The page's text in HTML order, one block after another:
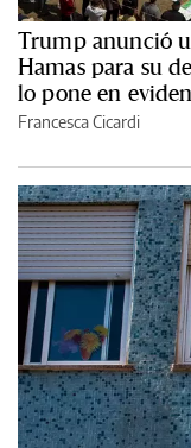
Trump anunció
Hamas para su
lo pone en
Francesca Cicardi